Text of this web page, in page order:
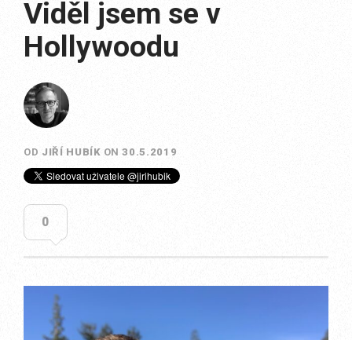
Viděl jsem se v
Hollywoodu
OD JIŘÍ HUBÍK ON30.5.2019
0